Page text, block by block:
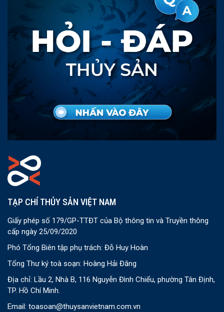
TẠP CHÍ THỦY SẢN VIỆT NAM
Giấy phép số 179/GP-TTĐT của Bộ thông tin và Truyền thông
cấp ngày 25/09/2020
Phó Tổng Biên tập phụ trách: Đỗ Huy Hoàn
Tổng Thư ký toà soạn: Hoàng Hải Đăng
Địa chỉ: Lầu 2, Nhà B, 116 Nguyễn Đình Chiểu, phường Tân Định,
TP. Hồ Chí Minh.
Email: toasoan@thuysanvietnam.com.vn